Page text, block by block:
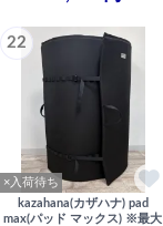
22
×入荷待ち
kazahana(カザハナ) pad
max(パッド マックス) ※最大